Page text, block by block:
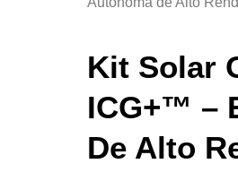
Kit Solar
ICG+™ –
De Alto